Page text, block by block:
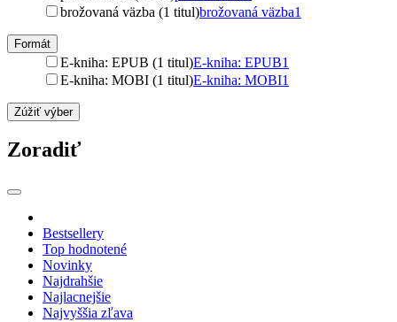
brožovaná väzba (1 titul)brožovaná väzba1
Formát
E-kniha: EPUB (1 titul)E-kniha: EPUB1
E-kniha: MOBI (1 titul)E-kniha: MOBI1
Zúžiť výber
Zoradiť
Bestsellery
Top hodnotené
Novinky
Najdrahšie
Najlacnejšie
Najvyššia zľava